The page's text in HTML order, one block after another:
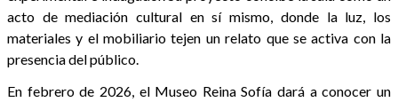
acto de mediación cultural en sí mismo, donde la luz, los
materiales y el mobiliario tejen un relato que se activa con la
presencia del público.
En febrero de 2026, el Museo Reina Sofía dará a conocer un